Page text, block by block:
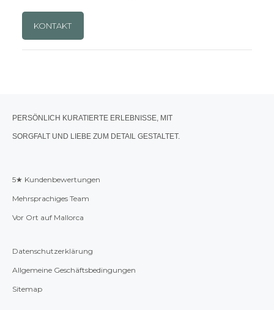
KONTAKT
PERSÖNLICH KURATIERTE ERLEBNISSE, MIT
SORGFALT UND LIEBE ZUM DETAIL GESTALTET.
5★ Kundenbewertungen
Mehrsprachiges Team
Vor Ort auf Mallorca
Datenschutzerklärung
Allgemeine Geschäftsbedingungen
Sitemap